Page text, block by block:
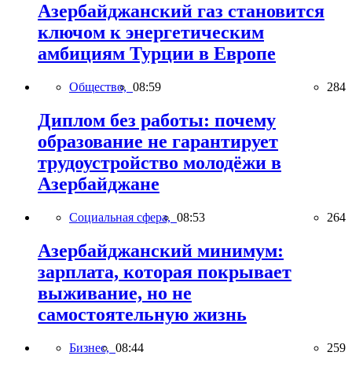
Азербайджанский газ становится
ключом к энергетическим
амбициям Турции в Европе
Общество, 08:59 284
Диплом без работы: почему
образование не гарантирует
трудоустройство молодёжи в
Азербайджане
Социальная сфера, 08:53 264
Азербайджанский минимум:
зарплата, которая покрывает
выживание, но не
самостоятельную жизнь
Бизнес, 08:44 259